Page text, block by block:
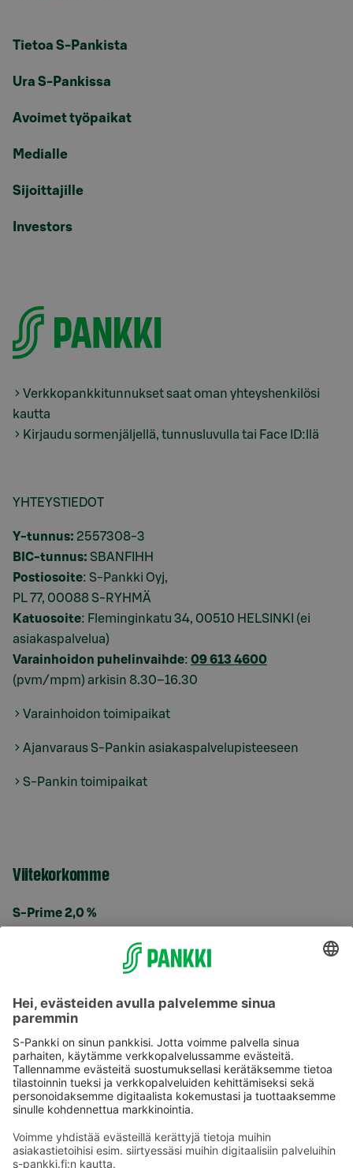
Tietoa S-Pankista
Ura S-Pankissa
Avoimet työpaikat
Medialle
Sijoittajille
Investors
Verkkopankkitunnukset saat oman yhteyshenkilösi
kautta
Kirjaudu sormenjäljellä, tunnusluvulla tai Face ID:llä
YHTEYSTIEDOT
Y-tunnus: 2557308-3
BIC-tunnus: SBANFIHH
Postiosoite: S-Pankki Oyj,
PL 77, 00088 S-RYHMÄ
Katuosoite: Fleminginkatu 34, 00510 HELSINKI (ei
asiakaspalvelua)
Varainhoidon puhelinvaihde: 09 613 4600
(pvm/mpm) arkisin 8.30–16.30
Varainhoidon toimipaikat
Ajanvaraus S-Pankin asiakaspalvelupisteeseen
S-Pankin toimipaikat
Viitekorkomme
S-Prime 2,0 %
Käyttöehdot
Saavutettavuusseloste